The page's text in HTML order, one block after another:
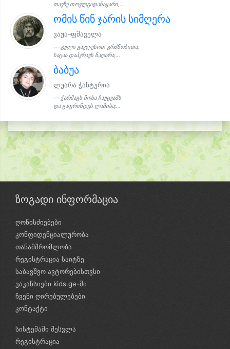
თავზე თოვლგადანაყარი,...
ომის წინ ჯარის სიმღერა
ვაჟა–ფშაველა
გული გავლესოთ გრძნობითა,
საცაა დაჰკრავს ნაღარა;...
ბაბუა
ლუარა ჭანტურია
ჭარმაგს ჩოხა ჩაუცვამს
და გაფრინდეს ლამისა;...
ზოგადი ინფორმაცია
ღონისძიებები
კონფიდენციალურობა
თანამშრომლობა
რეგისტრაცია საიტზე
საბავშვო ავტორებისთვსი
ვაკანსიები kids.ge-ში
ჩვენი ღირებულებები
კონტაქტი
სისტემაში შესვლა
რეგისტრაცია